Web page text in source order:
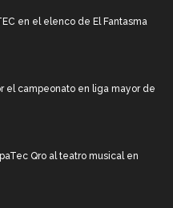
en el elenco de El Fantasma
el campeonato en liga mayor de
Qro al teatro musical en